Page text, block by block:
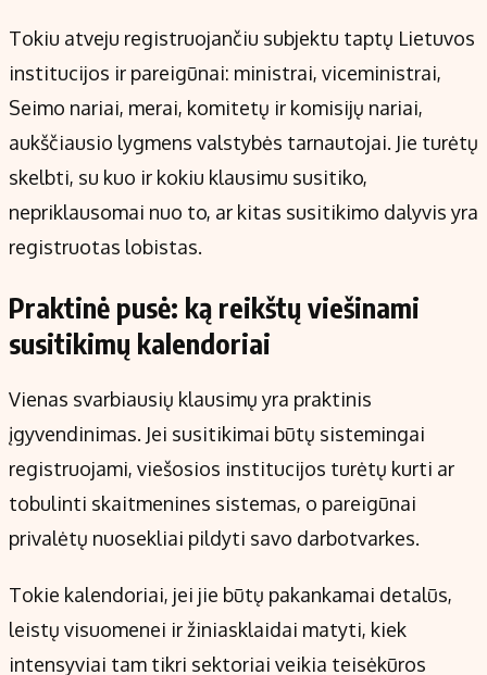
Tokiu atveju registruojančiu subjektu taptų Lietuvos
institucijos ir pareigūnai: ministrai, viceministrai,
Seimo nariai, merai, komitetų ir komisijų nariai,
aukščiausio lygmens valstybės tarnautojai. Jie turėtų
skelbti, su kuo ir kokiu klausimu susitiko,
nepriklausomai nuo to, ar kitas susitikimo dalyvis yra
registruotas lobistas.
Praktinė pusė: ką reikštų viešinami
susitikimų kalendoriai
Vienas svarbiausių klausimų yra praktinis
įgyvendinimas. Jei susitikimai būtų sistemingai
registruojami, viešosios institucijos turėtų kurti ar
tobulinti skaitmenines sistemas, o pareigūnai
privalėtų nuosekliai pildyti savo darbotvarkes.
Tokie kalendoriai, jei jie būtų pakankamai detalūs,
leistų visuomenei ir žiniasklaidai matyti, kiek
intensyviai tam tikri sektoriai veikia teisėkūros